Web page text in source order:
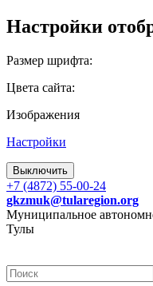
Настройки
Размер шрифта:
Цвета сайта:
Изображения
Настройки
Выключить
+7 (4872) 55-00-24
gkzmuk@tularegion.org
Муниципальное
Тулы